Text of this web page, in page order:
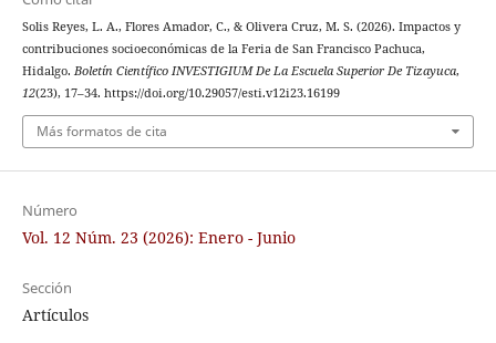
Solis Reyes, L. A., Flores Amador, C., & Olivera Cruz, M. S. (2026). Impactos y
contribuciones socioeconómicas de la Feria de San Francisco Pachuca,
Hidalgo. Boletín Científico INVESTIGIUM De La Escuela Superior De Tizayuca,
12(23), 17–34. https://doi.org/10.29057/esti.v12i23.16199
Más formatos de cita
Número
Vol. 12 Núm. 23 (2026): Enero - Junio
Sección
Artículos